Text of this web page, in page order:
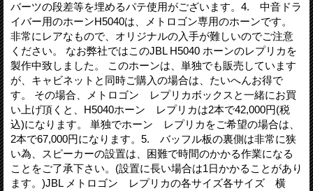
バーツの段差等を埋めるパテ使用がございます。4. 中音ドラ
イバー用のホーンH5040は、メトロゴン専用のホーンです。
非常にレアなもので、オリジナルの入手が難しいのでご注意
ください。 なお弊社ではこのJBL H5040 ホーンのレプリカを
製作中致しました。 このホーンは、単独でも販売しています
が、キャビネットと同時ご購入の場合は、たいへんお得で
す。 その場合、メトロゴン レプリカボックスと一緒にお買
い上げ頂くと、H5040ホーン レプリカは2本で42,000円(税
込)になります。 単独でホーン レプリカをご希望の場合は、
2本で67,000円になります。5. バッフル板の裏側は非常に狭
い為、スピーカーの設置は、困難で時間のかかる作業になる
ことをご了承下さい。(設置に長い場合は1日かかることがあり
ます。)JBL メトロゴン レプリカの各サイズ各サイズ 横